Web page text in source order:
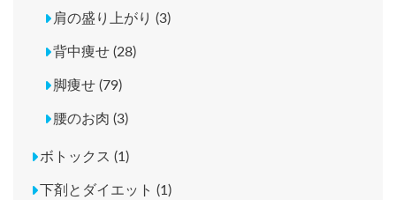
肩の盛り上がり (3)
背中痩せ (28)
脚痩せ (79)
腰のお肉 (3)
ボトックス (1)
下剤とダイエット (1)